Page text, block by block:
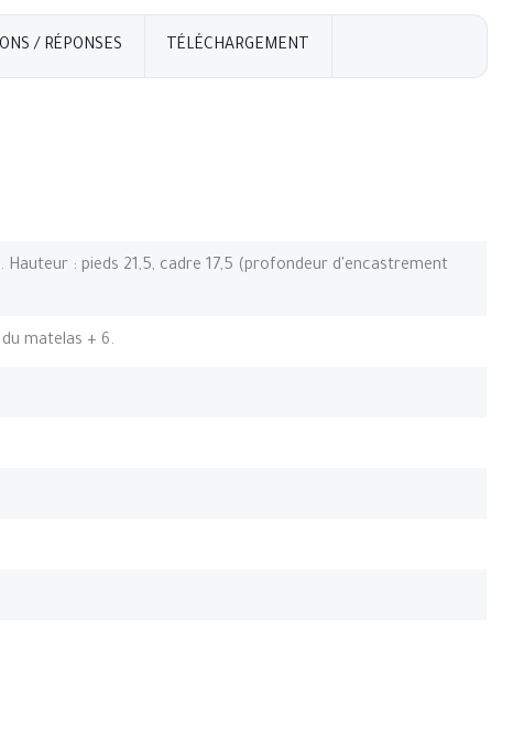
/ RÉPONSES TÉLÉCHARGEMENT
: pieds 21,5, cadre 17,5 (profondeur d'encastrement
matelas + 6.